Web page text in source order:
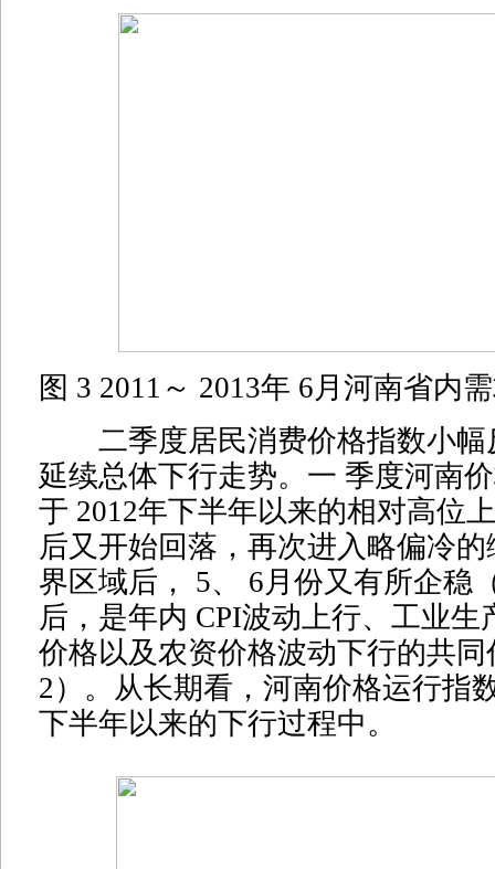
图 3 2011～ 2013年 6月河南省内
二季度居民消费价格指数小幅
延续总体下行走势。一 季度河南
于 2012年下半年以来的相对高位
后又开始回落，再次进入略偏冷
界区域后， 5、 6月份又有所企稳
后，是年内 CPI波动上行、工业生
价格以及农资价格波动下行的共
2）。从长期看，河南价格运行指
下半年以来的下行过程中。